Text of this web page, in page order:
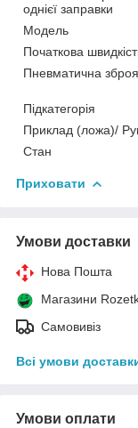
однієї заправки
Мoдель
Початкова
Пневматична зброя
Підкатегорія
Приклад (ложа)/
Стан
Приховати
Умови доставки
Нова Пошта
Магазини
Самовивіз
Всі умови
Умови оплати